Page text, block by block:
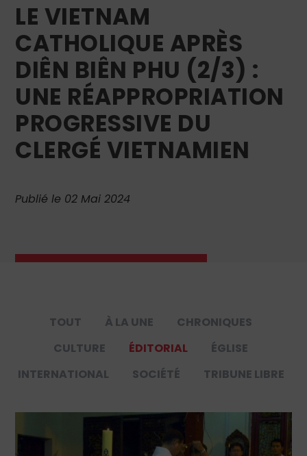
LE VIETNAM
CATHOLIQUE APRÈS
DIÊN BIÊN PHU (2/3) :
UNE RÉAPPROPRIATION
PROGRESSIVE DU
CLERGÉ VIETNAMIEN
Publié le 02 Mai 2024
TOUT À LA UNE
CHRONIQUES
CULTURE
ÉDITORIAL
ÉGLISE
INTERNATIONAL
SOCIÉTÉ TRIBUNE LIBRE